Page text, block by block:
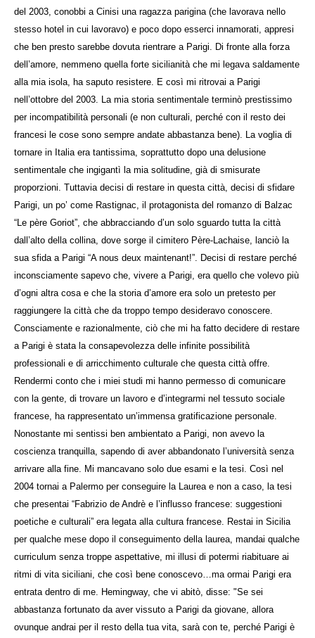
del 2003, conobbi a Cinisi una ragazza parigina (che lavorava nello
stesso hotel in cui lavoravo) e poco dopo esserci innamorati, appresi
che ben presto sarebbe dovuta rientrare a Parigi. Di fronte alla forza
dell’amore, nemmeno quella forte sicilianità che mi legava saldamente
alla mia isola, ha saputo resistere. E così mi ritrovai a Parigi
nell’ottobre del 2003. La mia storia sentimentale terminò prestissimo
per incompatibilità personali (e non culturali, perché con il resto dei
francesi le cose sono sempre andate abbastanza bene). La voglia di
tornare in Italia era tantissima, soprattutto dopo una delusione
sentimentale che ingigantì la mia solitudine, già di smisurate
proporzioni. Tuttavia decisi di restare in questa città, decisi di sfidare
Parigi, un po’ come Rastignac, il protagonista del romanzo di Balzac
“Le père Goriot”, che abbracciando d’un solo sguardo tutta la città
dall’alto della collina, dove sorge il cimitero Père-Lachaise, lanciò la
sua sfida a Parigi “A nous deux maintenant!”. Decisi di restare perché
inconsciamente sapevo che, vivere a Parigi, era quello che volevo più
d’ogni altra cosa e che la storia d’amore era solo un pretesto per
raggiungere la città che da troppo tempo desideravo conoscere.
Consciamente e razionalmente, ciò che mi ha fatto decidere di restare
a Parigi è stata la consapevolezza delle infinite possibilità
professionali e di arricchimento culturale che questa città offre.
Rendermi conto che i miei studi mi hanno permesso di comunicare
con la gente, di trovare un lavoro e d’integrarmi nel tessuto sociale
francese, ha rappresentato un’immensa gratificazione personale.
Nonostante mi sentissi ben ambientato a Parigi, non avevo la
coscienza tranquilla, sapendo di aver abbandonato l’università senza
arrivare alla fine. Mi mancavano solo due esami e la tesi. Così nel
2004 tornai a Palermo per conseguire la Laurea e non a caso, la tesi
che presentai “Fabrizio de Andrè e l’influsso francese: suggestioni
poetiche e culturali” era legata alla cultura francese. Restai in Sicilia
per qualche mese dopo il conseguimento della laurea, mandai qualche
curriculum senza troppe aspettative, mi illusi di potermi riabituare ai
ritmi di vita siciliani, che così bene conoscevo…ma ormai Parigi era
entrata dentro di me. Hemingway, che vi abitò, disse: "Se sei
abbastanza fortunato da aver vissuto a Parigi da giovane, allora
ovunque andrai per il resto della tua vita, sarà con te, perché Parigi è